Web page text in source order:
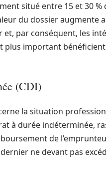
situé entre 15 et 30
du dossier augmente
par conséquent, les
important
(CDI)
la situation
à durée indéterminée,
de
ne devant pas